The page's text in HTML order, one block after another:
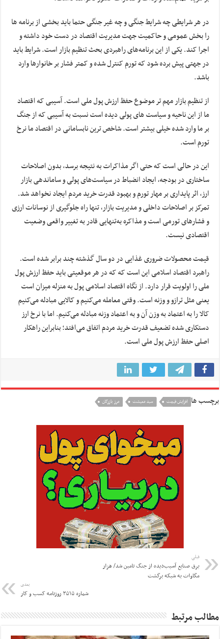
در هر شرایطی چه شرایط جنگی و چه غیر جنگی حتما باید بخشی از برنامه ها
را بخش عمومی و حاکمیت جهت مدیریت اقتصاد در دست خود داشته و
اجرا کند. یکی از این برنامه‌های راهبردی بحث تنظیم بازار است. شرایط باید
در جهتی پیش برده شود که تورم کنترل شده و کمتر فشار بر خانوارها وارد
باشد.
از تنظیم بازار مهم تر موضوع حفظ ارزش پول ملی است. آسیبی که اقتصاد
ما از این ناحیه و سیاست های پولی دیده است نسبت به آسیبی که از جنگ
بر ما وارد شده خیلی بیشتر است. شاخص ترین نابسامانی در اقتصاد ما نرخ
تورم است.
این در حالی است که حتی اگر مذاکرات به نتیجه برسد، بدون اصلاحات
ساختاری در بودجه، ایجاد انضباط در سیاست‌های پولی و ساماندهی بازار
ارز، اثر پایداری بر مهار تورم و بهبود قدرت خرید مردم ایجاد نخواهد شد.
تمرکز بر اصلاحات داخلی و مدیریت بازار، تنها راه جلوگیری از نوسانات ارزی
و فشارهای تورمی است و مذاکره به‌تنهایی قادر به تغییر واقعی وضعیت
اقتصادی نیست.
قیمت محصولات ضروری غذایی در دو سال گذشته چند برابر شده است.
راهبرد اقتصاد اسلامی این است که که در هر موقعیتی باید حفظ ارزش پول
ملی را اولویت قرار دارد. از نگاه اقتصاد اسلامی پول به منزله میزان است
یعنی مثل ترازو و وزنه است. وقتی معامله می‌کنیم و کالایی مبادله می‌کنیم
کالا را به اعتماد به وزن آن و به اعتماد وزنه مبادله می‌کنیم. اما با نرخ ارز
دستکاری شده تضعیف قدرت خرید مردم اتفاق می‌افتد؛ بنابراین راهکار
اصلی حفظ ارزش پول ملی است.
برچسب ها افزایش قیمت‌ سبد معیشت مرز بازرگان
قبلی
برق صنایع آسیب‌دیده از جنگ تامین شد/ هزار
مگاوات به شبکه برگشت
بعدی
شماره ۳۵۱۵ روزنامه کسب و کار
مطالب مرتبط